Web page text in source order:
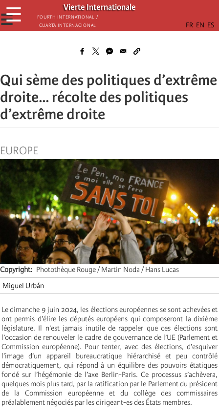
Skip
to
main
Vierte Internationale
Fourth International /
Cuarta Internacional
☰
☰
Qui sème des politiques d’extrême
droite... récolte des politiques
d’extrême droite
EUROPE
Copyright
Photothèque Rouge / Martin Noda / Hans Lucas
Miguel Urbán
Le dimanche 9 juin 2024, les élections européennes se sont achevées et
ont permis d’élire les députés européens qui composeront la dixième
législature. Il n’est jamais inutile de rappeler que ces élections sont
l’occasion de renouveler le cadre de gouvernance de l’UE (Parlement et
Commission européenne). Pour tenter, avec des élections, d’esquiver
l’image d’un appareil bureaucratique hiérarchisé et peu contrôlé
démocratiquement, qui répond à un équilibre des pouvoirs étatiques
fondé sur l’hégémonie de l’axe Berlin-Paris. Ce processus s’achèvera,
quelques mois plus tard, par la ratification par le Parlement du président
de la Commission européenne et du collège des commissaires
préalablement négociés par les dirigeant-es des États membres.